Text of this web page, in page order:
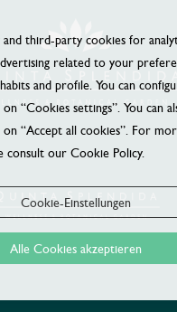
third-party cookies for
related to your
and profile. You can
“Cookies settings”. You can
on “Accept all cookies”. For
consult our Cookie Policy.
Cookie-Einstellungen
Alle Cookies akzeptieren